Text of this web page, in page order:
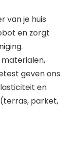
van je huis
en zorgt
materialen,
geven ons
en
parket,